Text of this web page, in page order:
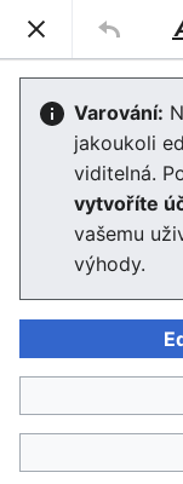
Enviwiki
Lesní
Lesní
praktikovaná
fungování lesa
prostřednictvím
trvalé
základní
Styl
Varování:
jakoukoli
viditelná.
vytvoříte
vašemu
výhody.